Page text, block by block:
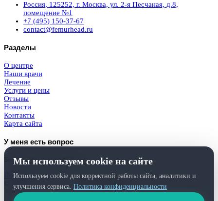
Россия, 125252, г. Москва, ул. 2-я Песчаная, д.8,
помещение №1
+7 (495) 150-37-67
contact@femurhead.ru
Разделы
О центре
Наши врачи
Лечение
Услуги и цены
Отзывы
Новости
Контакты
Карта сайта
У меня есть вопрос
Бесплатная консультация
Получить
© 2026Femurhead.ru . Права защищены.
Политика конфиденциальностии
Мы используем cookie на сайте
Используем cookie для корректной работы сайта, аналитики и
улучшения сервиса. Политика конфиденциальности